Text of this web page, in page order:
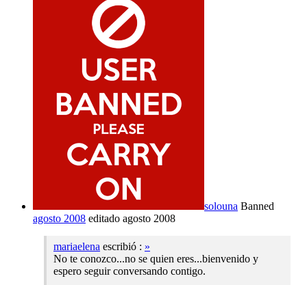
solouna Banned
agosto 2008 editado agosto 2008
mariaelena escribió : »
No te conozco...no se quien eres...bienvenido y
espero seguir conversando contigo.